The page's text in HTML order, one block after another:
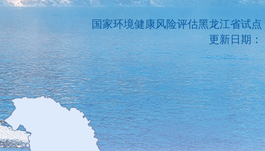
国家环境健康风险评估黑龙江省试点
更新日期：